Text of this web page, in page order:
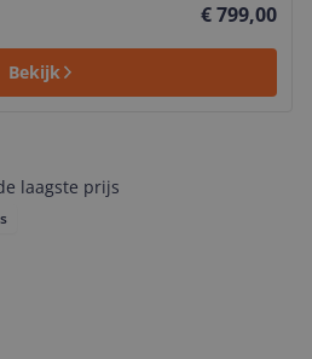
€ 799,00
Bekijk
laagste prijs